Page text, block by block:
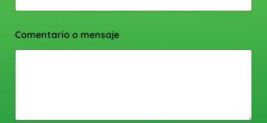
Comentario o mensaje